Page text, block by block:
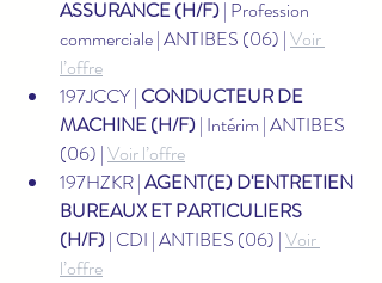
ASSURANCE (H/F) | Profession
commerciale | ANTIBES (06) | Voir
l’offre
197JCCY | CONDUCTEUR DE
MACHINE (H/F) | Intérim | ANTIBES
(06) | Voir l’offre
197HZKR | AGENT(E) D'ENTRETIEN
BUREAUX ET PARTICULIERS
(H/F) | CDI | ANTIBES (06) | Voir
l’offre